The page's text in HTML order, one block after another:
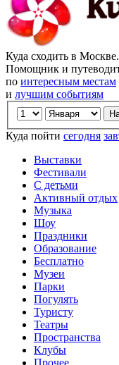
Куда сходить в
Помощник и
по интересным местам
и лучшим событиям
Куда пойти сегодня
Выставки
Фестивали
С детьми
Активный отдых
Музыка
Шоу
Праздники
Образование
Бесплатно
Музеи
Парки
Погулять
Туристу
Театры
Пространства
Клубы
Прочее